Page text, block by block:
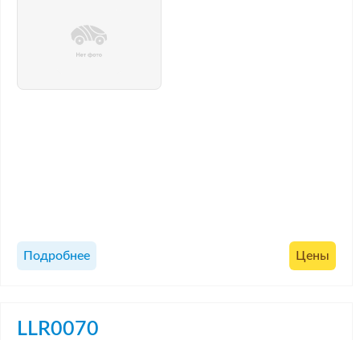
Подробнее Цены
LLR0070